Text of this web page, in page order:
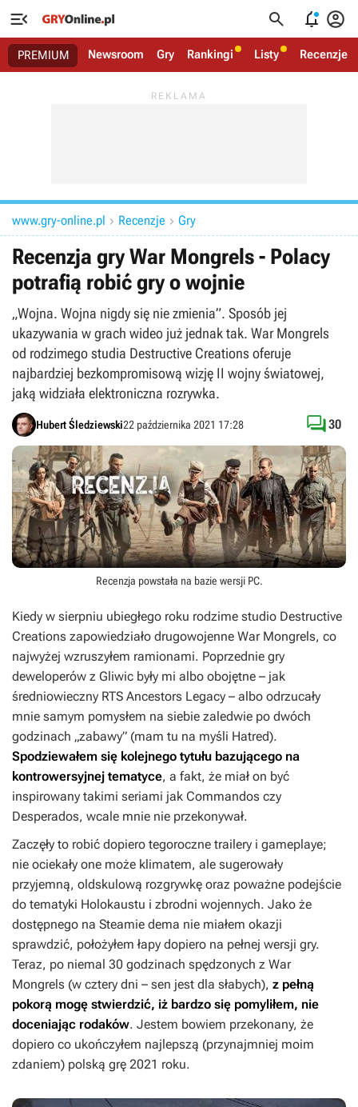
   
PREMIUM Newsroom Gry Rankingi Listy Recenzje
www.gry-online.pl  Recenzje  Gry
Recenzja gry War Mongrels - Polacy
potrafią robić gry o wojnie
„Wojna. Wojna nigdy się nie zmienia”. Sposób jej
ukazywania w grach wideo już jednak tak. War Mongrels
od rodzimego studia Destructive Creations oferuje
najbardziej bezkompromisową wizję II wojny światowej,
jaką widziała elektroniczna rozrywka.
Hubert Śledziewski22 października 2021 17:28 30
Recenzja powstała na bazie wersji PC.
Kiedy w sierpniu ubiegłego roku rodzime studio Destructive
Creations zapowiedziało drugowojenne War Mongrels, co
najwyżej wzruszyłem ramionami. Poprzednie gry
deweloperów z Gliwic były mi albo obojętne – jak
średniowieczny RTS Ancestors Legacy – albo odrzucały
mnie samym pomysłem na siebie zaledwie po dwóch
godzinach „zabawy” (mam tu na myśli Hatred).
Spodziewałem się kolejnego tytułu bazującego na
kontrowersyjnej tematyce, a fakt, że miał on być
inspirowany takimi seriami jak Commandos czy
Desperados, wcale mnie nie przekonywał.
Zaczęły to robić dopiero tegoroczne trailery i gameplaye;
nie ociekały one może klimatem, ale sugerowały
przyjemną, oldskulową rozgrywkę oraz poważne podejście
do tematyki Holokaustu i zbrodni wojennych. Jako że
dostępnego na Steamie dema nie miałem okazji
sprawdzić, położyłem łapy dopiero na pełnej wersji gry.
Teraz, po niemal 30 godzinach spędzonych z War
Mongrels (w cztery dni – sen jest dla słabych), z pełną
pokorą mogę stwierdzić, iż bardzo się pomyliłem, nie
doceniając rodaków. Jestem bowiem przekonany, że
dopiero co ukończyłem najlepszą (przynajmniej moim
zdaniem) polską grę 2021 roku.